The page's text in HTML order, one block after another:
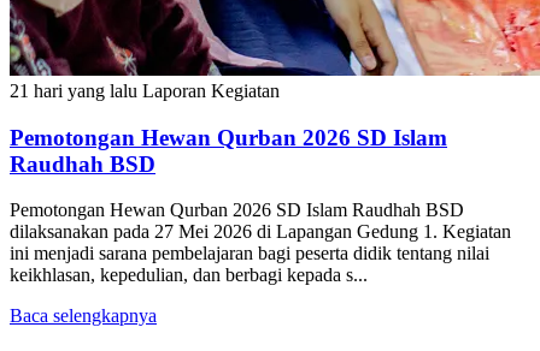
21 hari yang lalu Laporan Kegiatan
Pemotongan Hewan Qurban 2026 SD Islam
Raudhah BSD
Pemotongan Hewan Qurban 2026 SD Islam Raudhah BSD
dilaksanakan pada 27 Mei 2026 di Lapangan Gedung 1. Kegiatan
ini menjadi sarana pembelajaran bagi peserta didik tentang nilai
keikhlasan, kepedulian, dan berbagi kepada s...
Baca selengkapnya